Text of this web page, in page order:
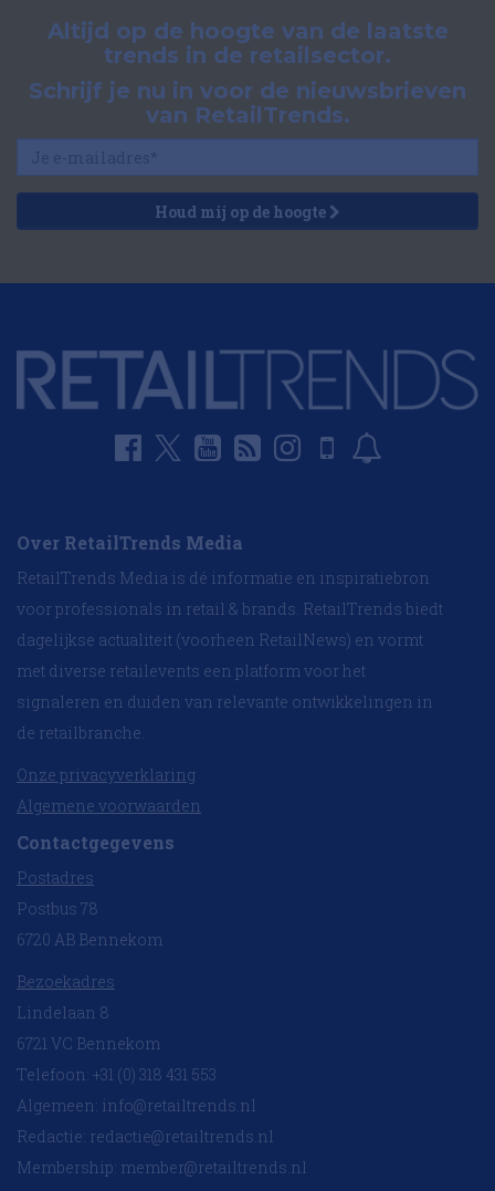
Altijd op de hoogte van de laatste
trends in de retailsector.
Schrijf je nu in voor de nieuwsbrieven
van RetailTrends.
Houd mij op de hoogte
Over RetailTrends Media
RetailTrends Media is dé informatie en inspiratiebron
voor professionals in retail & brands. RetailTrends biedt
dagelijkse actualiteit (voorheen RetailNews) en vormt
met diverse retailevents een platform voor het
signaleren en duiden van relevante ontwikkelingen in
de retailbranche.
Onze privacyverklaring
Algemene voorwaarden
Contactgegevens
Postadres
Postbus 78
6720 AB Bennekom
Bezoekadres
Lindelaan 8
6721 VC Bennekom
Telefoon: +31 (0) 318 431 553
Algemeen: info@retailtrends.nl
Redactie: redactie@retailtrends.nl
Membership: member@retailtrends.nl